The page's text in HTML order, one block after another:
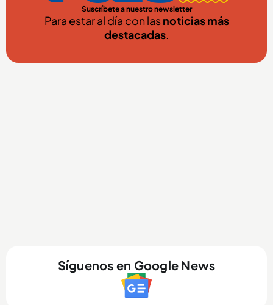
Suscríbete a nuestro newsletter
Para estar al día con lasnoticias más
destacadas.
Síguenos en Google News